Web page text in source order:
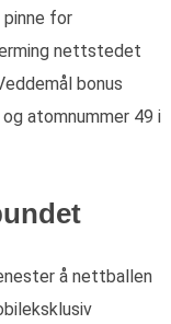
pinne for
nettstedet
bonus
atomnummer 49 i
å nettballen